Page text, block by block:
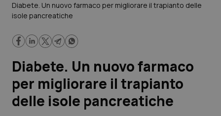
Governo e Parlamento
Regioni e Asl
Lavoro e Professioni
Scienza e Farmaci
Studi e Analisi
Diabete. Un nuovo farmaco per migliorare il trapianto delle
isole pancreatiche
Diabete. Un nuovo farmaco
per migliorare il trapianto
delle isole pancreatiche